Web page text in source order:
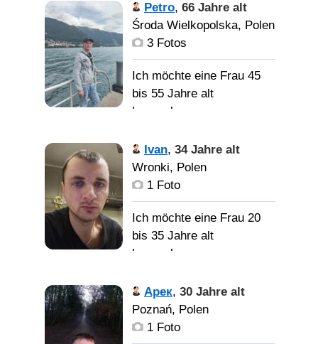
Petro, 66 Jahre alt
Środa Wielkopolska, Polen
3 Fotos
Ich möchte eine Frau 45
bis 55 Jahre alt
kennenlernen
Ivan, 34 Jahre alt
Wronki, Polen
1 Foto
Ich möchte eine Frau 20
bis 35 Jahre alt
kennenlernen
Девушку
Арек, 30 Jahre alt
Poznań, Polen
1 Foto